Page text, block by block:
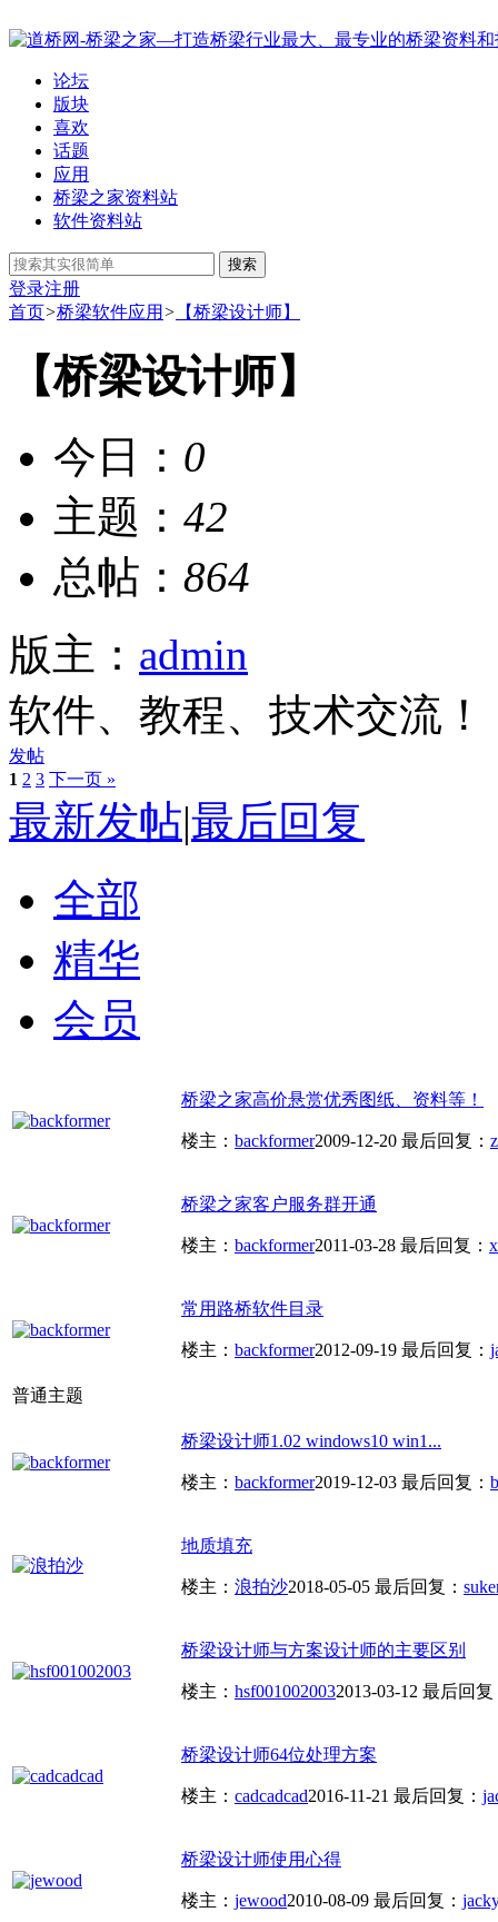
论坛
版块
喜欢
话题
应用
桥梁之家资料站
软件资料站
搜索
登录注册
首页>桥梁软件应用 > 【桥梁设计师】
【桥梁设计师】
今日： 0
主题： 42
总帖： 864
版主： admin
软件、教程、技术交流！
发帖
1 2 3 下一页 »
最新发帖|最后回复
全部
精华
会员
桥梁之家高价悬赏优秀图纸、资料等！
楼主： backformer2009-12-20 最后回复：
桥梁之家客户服务群开通
楼主： backformer2011-03-28 最后回复：
常用路桥软件目录
楼主： backformer2012-09-19 最后回复：
普通主题
桥梁设计师1.02 windows10 win1...
楼主： backformer2019-12-03 最后回复：
地质填充
楼主： 浪拍沙2018-05-05 最后回复：
桥梁设计师与方案设计师的主要区别
楼主： hsf0010020032013-03-12 最后回复
桥梁设计师64位处理方案
楼主： cadcadcad2016-11-21 最后回复：
桥梁设计师使用心得
楼主： jewood2010-08-09 最后回复：